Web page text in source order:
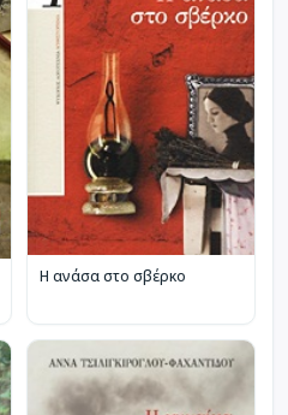
Η ανάσα στο σβέρκο